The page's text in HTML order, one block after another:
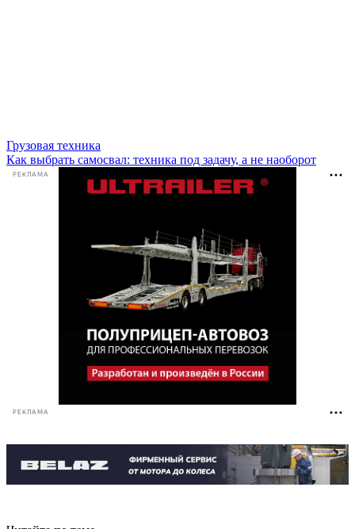
Грузовая техника
Как выбрать самосвал: техника под задачу, а не наоборот
РЕКЛАМА
РЕКЛАМА